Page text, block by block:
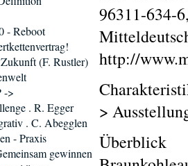
96311-634-
http://
>
Überblick
- Reboot
(F. Rustler)
->
. R. Egger
. C. Abegglen
- Praxis
gewinnen